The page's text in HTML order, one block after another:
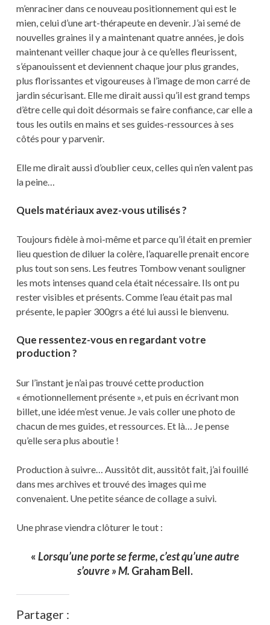
m’enraciner dans ce nouveau positionnement qui est le
mien, celui d’une art-thérapeute en devenir. J’ai semé de
nouvelles graines il y a maintenant quatre années, je dois
maintenant veiller chaque jour à ce qu’elles fleurissent,
s’épanouissent et deviennent chaque jour plus grandes,
plus florissantes et vigoureuses à l’image de mon carré de
jardin sécurisant. Elle me dirait aussi qu’il est grand temps
d’être celle qui doit désormais se faire confiance, car elle a
tous les outils en mains et ses guides-ressources à ses
côtés pour y parvenir.
Elle me dirait aussi d’oublier ceux, celles qui n’en valent pas
la peine…
Quels matériaux avez-vous utilisés ?
Toujours fidèle à moi-même et parce qu’il était en premier
lieu question de diluer la colère, l’aquarelle prenait encore
plus tout son sens. Les feutres Tombow venant souligner
les mots intenses quand cela était nécessaire. Ils ont pu
rester visibles et présents. Comme l’eau était pas mal
présente, le papier 300grs a été lui aussi le bienvenu.
Que ressentez-vous en regardant votre
production ?
Sur l’instant je n’ai pas trouvé cette production
« émotionnellement présente », et puis en écrivant mon
billet, une idée m’est venue. Je vais coller une photo de
chacun de mes guides, et ressources. Et là… Je pense
qu’elle sera plus aboutie !
Production à suivre… Aussitôt dit, aussitôt fait, j’ai fouillé
dans mes archives et trouvé des images qui me
convenaient. Une petite séance de collage a suivi.
Une phrase viendra clôturer le tout :
«Lorsqu’une porte se ferme, c’est qu’une autre
s’ouvre » M. Graham Bell.
Partager :